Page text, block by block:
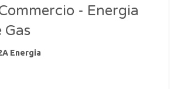
- Energia
Gas
Energia